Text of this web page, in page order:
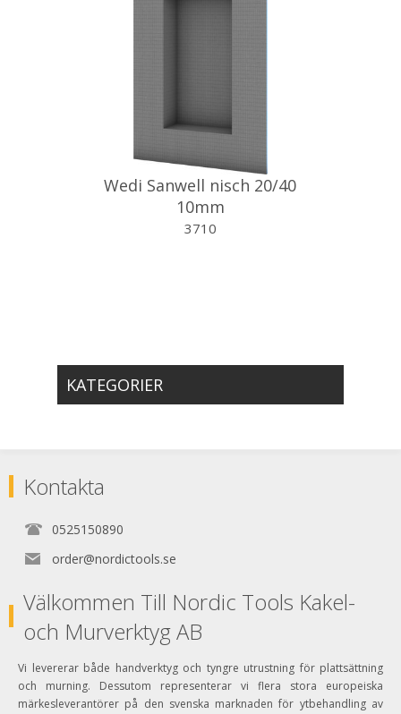
Wedi Sanwell nisch 20/40
10mm
3710
KATEGORIER
Kontakta
0525150890
order@nordictools.se
Välkommen Till Nordic Tools Kakel-
och Murverktyg AB
Vi levererar både handverktyg och tyngre utrustning för plattsättning
och murning. Dessutom representerar vi flera stora europeiska
märkesleverantörer på den svenska marknaden för ytbehandling av